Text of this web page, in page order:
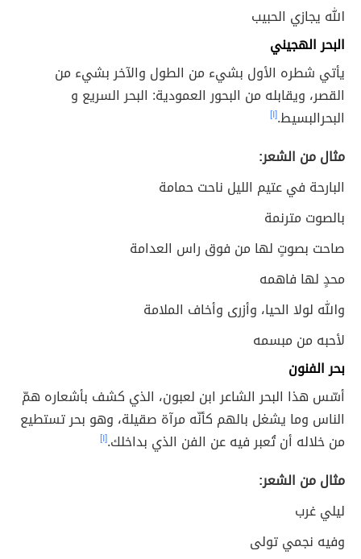
الله يجازي الحبيب
البحر الهجيني
يأتي شطره الأول بشيء من الطول والآخر بشيء من
القصر، ويقابله من البحور العمودية: البحر السريع و
البحرالبسيط.[١]
مثال من الشعر:
البارحة في عتيم الليل ناحت حمامة
بالصوت مترنمة
صاحت بصوتٍ لها من فوق راس العدامة
محدٍ لها فاهمه
والله لولا الحيا، وأزرى وأخاف الملامة
لأحبه من مبسمه
بحر الفنون
أسّس هذا البحر الشاعر ابن لعبون، الذي كشف بأشعاره همّ
الناس وما يشغل بالهم كأنّه مرآة صقيلة، وهو بحر تستطيع
من خلاله أن تُعبر فيه عن الفن الذي بداخلك.[١]
مثال من الشعر:
ليلي غرب
وفيه نجمي تولى